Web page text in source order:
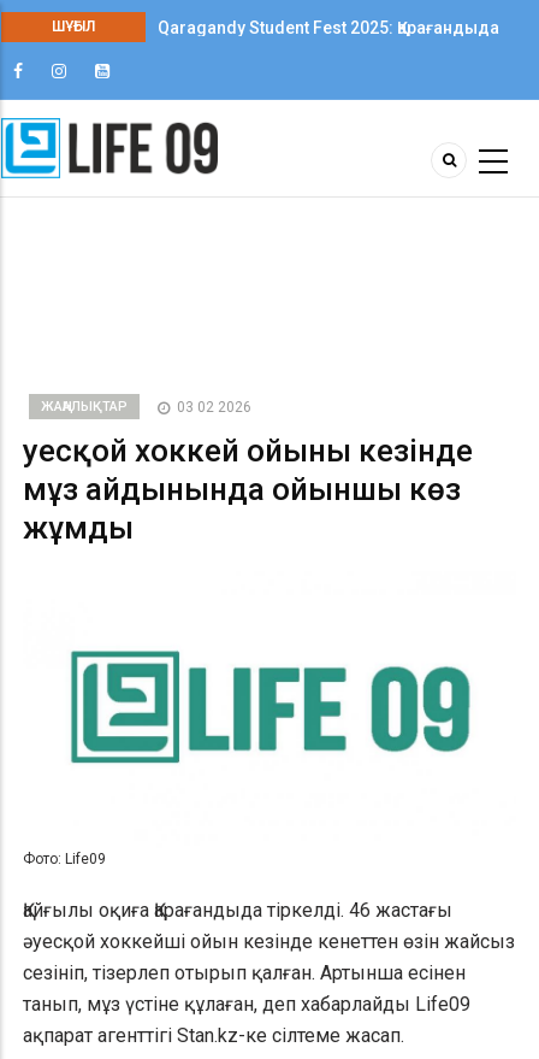
ШҰҒЫЛ
Qaragandy Student Fest 2025: Қарағандыда
ЖАҢАЛЫҚТАР 03 02 2026
Әуесқой хоккей ойыны кезінде
мұз айдынында ойыншы көз
жұмды
Фото: Life09
Қайғылы оқиға Қарағандыда тіркелді. 46 жастағы
әуесқой хоккейші ойын кезінде кенеттен өзін жайсыз
сезініп, тізерлеп отырып қалған. Артынша есінен
танып, мұз үстіне құлаған, деп хабарлайды Life09
ақпарат агенттігі Stan.kz-ке сілтеме жасап.